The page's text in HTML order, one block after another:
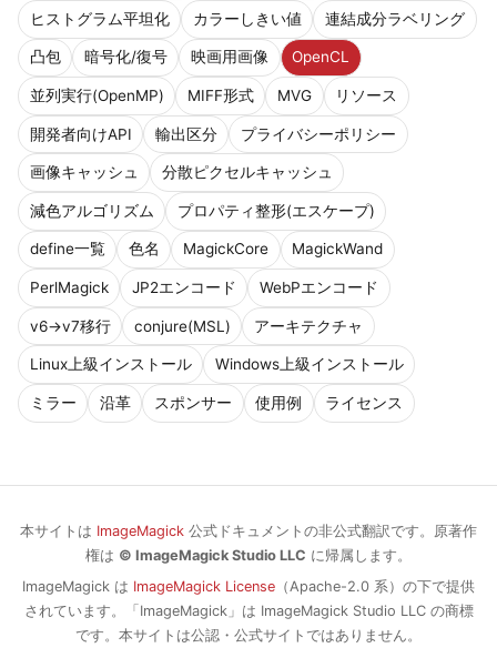
ヒストグラム平坦化 カラーしきい値 連結成分ラベリング
凸包 暗号化/復号 映画用画像 OpenCL
並列実行(OpenMP) MIFF形式 MVG リソース
開発者向けAPI 輸出区分 プライバシーポリシー
画像キャッシュ 分散ピクセルキャッシュ
減色アルゴリズム プロパティ整形(エスケープ)
define一覧 色名 MagickCore MagickWand
PerlMagick JP2エンコード WebPエンコード
v6→v7移行 conjure(MSL) アーキテクチャ
Linux上級インストール Windows上級インストール
ミラー 沿革 スポンサー 使用例 ライセンス
本サイトは ImageMagick 公式ドキュメントの非公式翻訳です。原著作
権は © ImageMagick Studio LLC に帰属します。
ImageMagick は ImageMagick License （Apache-2.0 系）の下で提供
されています。「ImageMagick」は ImageMagick Studio LLC の商標
です。本サイトは公認・公式サイトではありません。